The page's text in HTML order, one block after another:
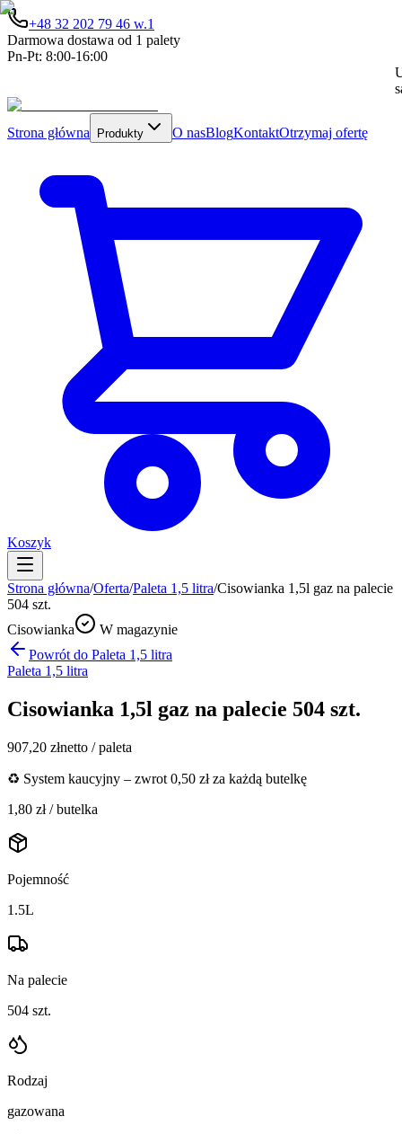
+48 32 202 79 46 w.1
Darmowa dostawa od 1 palety
Pn-Pt: 8:00-16:00
Strona główna Produkty O nasBlogKontaktOtrzymaj ofertę
Koszyk
Strona główna/Oferta/Paleta 1,5 litra/Cisowianka 1,5l gaz na palecie
504 szt.
Cisowianka
W magazynie
Powrót do Paleta 1,5 litra
Paleta 1,5 litra
Cisowianka 1,5l gaz na palecie 504 szt.
907,20 złnetto / paleta
♻️ System kaucyjny – zwrot 0,50 zł za każdą butelkę
1,80 zł / butelka
Pojemność
1.5L
Na palecie
504 szt.
Rodzaj
gazowana